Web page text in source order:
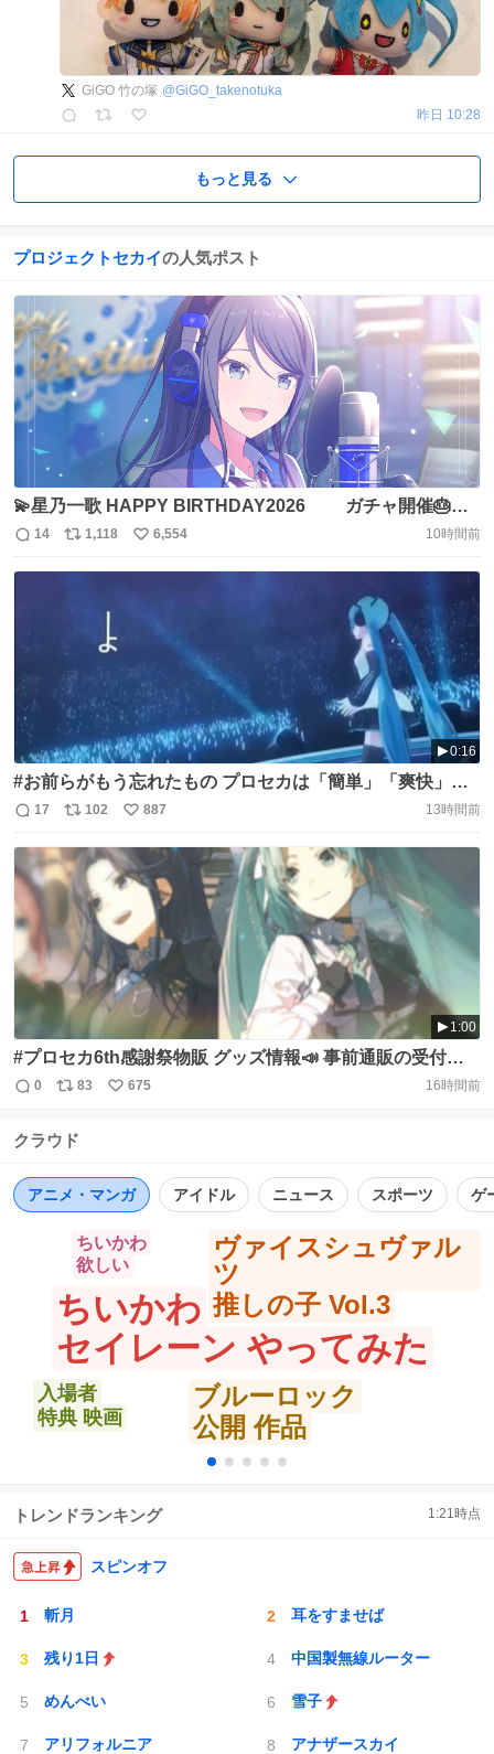
GiGO 竹の塚 @GiGO_takenotuka
昨日 10:28
もっと見る
プロジェクトセカイの人気ポスト
💫星乃一歌 HAPPY BIRTHDAY2026 ガチャ開催🎂🎉
▽新しく登場する誕生日限定メンバーはこちら 🎂星乃一歌
返
信
14
リ
ポ
1,118
い
い
6,554 10時間前
0:16
#お前らがもう忘れたもの プロセカは「簡単」「爽快」な
リズムゲーム https://t.co/StDY2BXYBz
返
信
数
17
リ
ポ
ス
ト
数
102
い
い
ね
数
887 13時間前
1:00
#プロセカ6th感謝祭物販 グッズ情報📣 事前通販の受付は8
月13日（木）23:59まで📣 お申し込み忘れがないようにご
https://t.co/hXDDF1f0pw ※完売商品は会場受取・当日グ
返
数
0
リ
ス
数
83
い
675 16時間前
クラウド
アニメ・マンガ アイドル ニュース スポーツ ゲ
ちいかわ
セイレーン やってみた
ヴァイスシュヴァル
ツ
推しの子 Vol.3
ブルーロック
公開 作品
入場者
特典 映画
ちいかわ
欲しい
トレンドランキング 1:21時点
スピンオフ
斬月 耳をすませば
残り1日 中国製無線ルーター
めんべい 雪子
アリフォルニア アナザースカイ